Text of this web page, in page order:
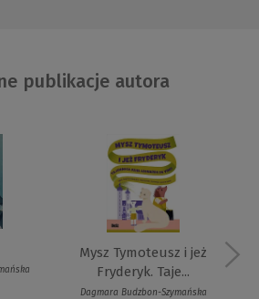
publikacje autora
Mysz Tymoteusz i jeż
Fryderyk. Taje...
Dagmara Budzbon-Szymańska